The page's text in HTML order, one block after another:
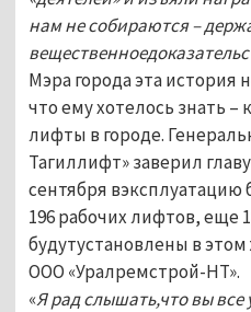
нам не собираются –
Мэра города эта история
что ему хотелось знать –
лифты в городе.
Тагиллифт» заверил
сентября
196 рабочих лифтов, еще
будутустановлены в
ООО «Уралремстрой-НТ».
«Я рад слышать,что вы все